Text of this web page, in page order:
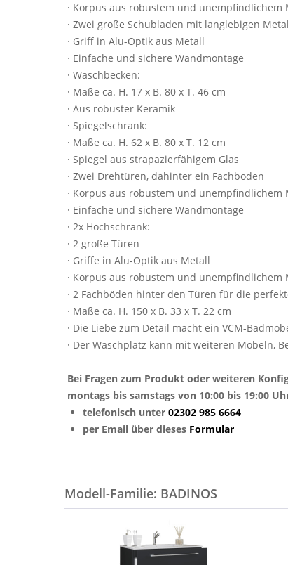
· Korpus aus robustem und unempfindlichem
· Zwei große Schubladen mit langlebigen
· Griff in Alu-Optik aus Metall
· Einfache und sichere Wandmontage
· Waschbecken:
· Maße ca. H. 17 x B. 80 x T. 46 cm
· Aus robuster Keramik
· Spiegelschrank:
· Maße ca. H. 62 x B. 80 x T. 12 cm
· Spiegel aus strapazierfähigem Glas
· Zwei Drehtüren, dahinter ein Fachboden
· Korpus aus robustem und unempfindlichem
· Einfache und sichere Wandmontage
· 2x Hochschrank:
· 2 große Türen
· Griffe in Alu-Optik aus Metall
· Korpus aus robustem und unempfindlichem
· 2 Fachböden hinter den Türen für die
· Maße ca. H. 150 x B. 33 x T. 22 cm
· Die Liebe zum Detail macht ein VCM-
· Der Waschplatz kann mit weiteren Möbeln,
Bei Fragen zum Produkt oder weiteren
montags bis samstags von 10:00 bis 19:00
telefonisch unter 02302 985 6664
per Email über dieses Formular
Modell-Familie: BADINOS